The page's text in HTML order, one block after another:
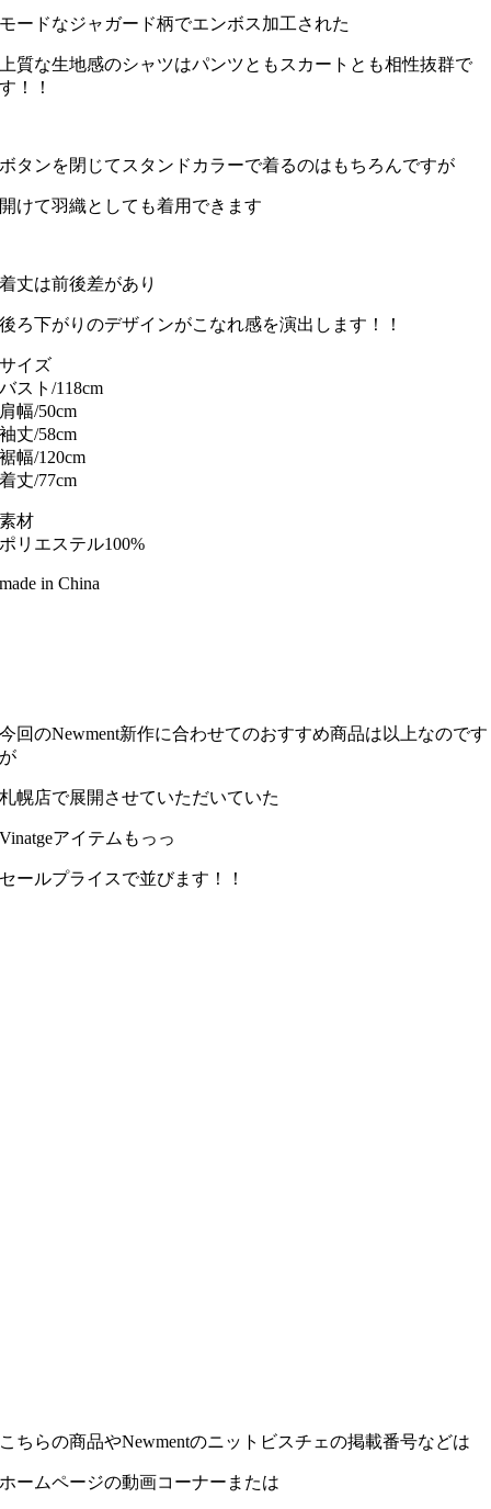
モードなジャガード柄でエンボス加工された
上質な生地感のシャツはパンツともスカートとも相性抜群で
す！！
ボタンを閉じてスタンドカラーで着るのはもちろんですが
開けて羽織としても着用できます
着丈は前後差があり
後ろ下がりのデザインがこなれ感を演出します！！
サイズ
バスト/118cm
肩幅/50cm
袖丈/58cm
裾幅/120cm
着丈/77cm
素材
ポリエステル100%
made in China
今回のNewment新作に合わせてのおすすめ商品は以上なのです
が
札幌店で展開させていただいていた
Vinatgeアイテムもっっ
セールプライスで並びます！！
こちらの商品やNewmentのニットビスチェの掲載番号などは
ホームページの動画コーナーまたは